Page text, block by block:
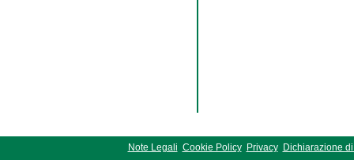
Note Legali Cookie Policy Privacy
Dichiarazione